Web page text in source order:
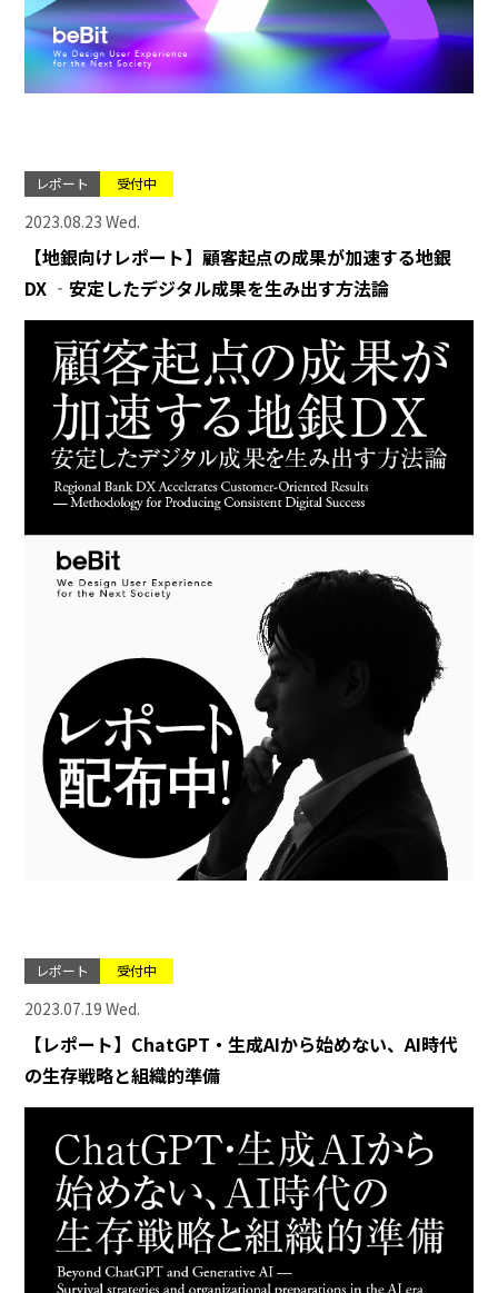
レポート 受付中
2023.08.23 Wed.
【地銀向けレポート】顧客起点の成果が加速する地銀
DX ‐安定したデジタル成果を生み出す方法論
レポート 受付中
2023.07.19 Wed.
【レポート】ChatGPT・生成AIから始めない、AI時代
の生存戦略と組織的準備